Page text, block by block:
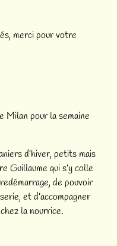
merci pour votre
Milan pour la semaine
d’hiver, petits mais
Guillaume qui s’y colle
de pouvoir
et d’accompagner
la nourrice.